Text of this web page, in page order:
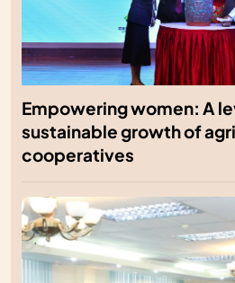
Empowering women: A
sustainable growth of
cooperatives